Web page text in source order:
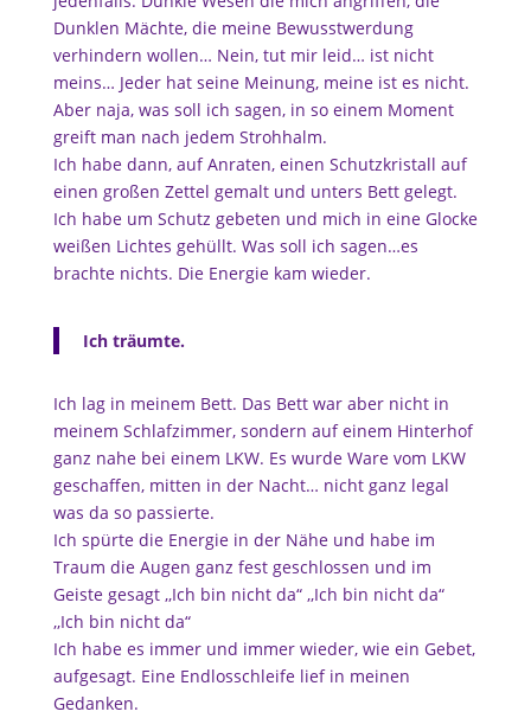
Dunklen Mächte, die meine Bewusstwerdung
verhindern wollen… Nein, tut mir leid… ist nicht
meins… Jeder hat seine Meinung, meine ist es nicht.
Aber naja, was soll ich sagen, in so einem Moment
greift man nach jedem Strohhalm.
Ich habe dann, auf Anraten, einen Schutzkristall auf
einen großen Zettel gemalt und unters Bett gelegt.
Ich habe um Schutz gebeten und mich in eine Glocke
weißen Lichtes gehüllt. Was soll ich sagen…es
brachte nichts. Die Energie kam wieder.
Ich träumte.
Ich lag in meinem Bett. Das Bett war aber nicht in
meinem Schlafzimmer, sondern auf einem Hinterhof
ganz nahe bei einem LKW. Es wurde Ware vom LKW
geschaffen, mitten in der Nacht… nicht ganz legal
was da so passierte.
Ich spürte die Energie in der Nähe und habe im
Traum die Augen ganz fest geschlossen und im
Geiste gesagt ,,Ich bin nicht da“ ,,Ich bin nicht da“
,,Ich bin nicht da“
Ich habe es immer und immer wieder, wie ein Gebet,
aufgesagt. Eine Endlosschleife lief in meinen
Gedanken.